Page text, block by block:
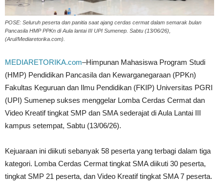
POSE: Seluruh peserta dan panitia saat ajang cerdas cermat dalam semarak bulan
Pancasila HMP PPKn di Aula lantai III UPI Sumenep. Sabtu (13/06/26),
(Arul/Mediaretorika.com).
MEDIARETORIKA.com–Himpunan Mahasiswa Program Studi
(HMP) Pendidikan Pancasila dan Kewarganegaraan (PPKn)
Fakultas Keguruan dan Ilmu Pendidikan (FKIP) Universitas PGRI
(UPI) Sumenep sukses menggelar Lomba Cerdas Cermat dan
Video Kreatif tingkat SMP dan SMA sederajat di Aula Lantai III
kampus setempat, Sabtu (13/06/26).
Kejuaraan ini diikuti sebanyak 58 peserta yang terbagi dalam tiga
kategori. Lomba Cerdas Cermat tingkat SMA diikuti 30 peserta,
tingkat SMP 21 peserta, dan Video Kreatif tingkat SMA 7 peserta.